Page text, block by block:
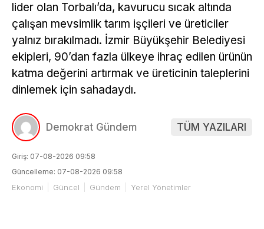
lider olan Torbalı’da, kavurucu sıcak altında
çalışan mevsimlik tarım işçileri ve üreticiler
yalnız bırakılmadı. İzmir Büyükşehir Belediyesi
ekipleri, 90’dan fazla ülkeye ihraç edilen ürünün
katma değerini artırmak ve üreticinin taleplerini
dinlemek için sahadaydı.
Demokrat Gündem TÜM YAZILARI
Giriş: 07-08-2026 09:58
Güncelleme: 07-08-2026 09:58
Ekonomi Güncel Gündem Yerel Yönetimler